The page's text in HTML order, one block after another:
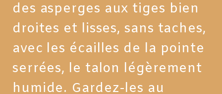
des asperges aux tiges bien
droites et lisses, sans taches,
avec les écailles de la pointe
serrées, le talon légèrement
humide. Gardez-les au